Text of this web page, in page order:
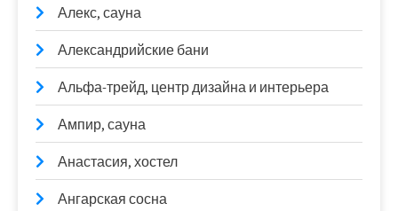
Алекс, сауна
Александрийские бани
Альфа-трейд, центр дизайна и интерьера
Ампир, сауна
Анастасия, хостел
Ангарская сосна